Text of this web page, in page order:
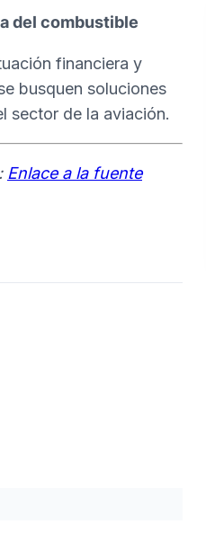
del combustible
financiera y
busquen soluciones
sector de la aviación.
Enlace a la fuente